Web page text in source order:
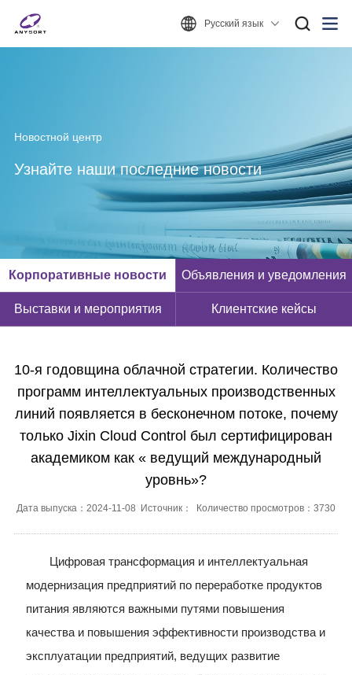
Русский язык
Новостной центр
Узнайте наши последние новости
Корпоративные новости Объявления и уведомления
Выставки и мероприятия Клиентские кейсы
10-я годовщина облачной стратегии. Количество
программ интеллектуальных производственных
линий появляется в бесконечном потоке, почему
только Jixin Cloud Control был сертифицирован
академиком как « ведущий международный
уровнь»?
Дата выпуска：2024-11-08 Источник： Количество просмотров：3730
Цифровая трансформация и интеллектуальная
модернизация предприятий по переработке продуктов
питания являются важными путями повышения
качества и повышения эффективности производства и
эксплуатации предприятий, ведущих развитие